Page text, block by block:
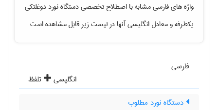
واژه های فارسی مشابه با اصطلاح تخصصیدستگاه نورد دوغلتکی
یکطرفهو معادل انگلیسی آنها در لیست زیر قابل مشاهده است
فارسی
انگلیسی
تلفظ
دستگاه نورد مطلوب